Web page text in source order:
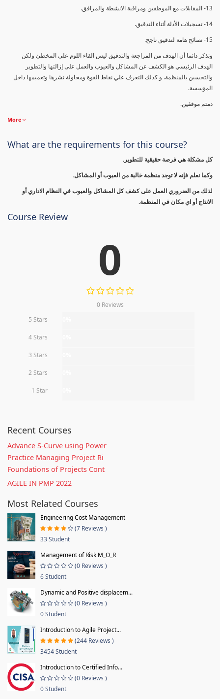
13- المقابلات مع الموظفين ومراقبة الانشطة والمرافق.
14- تسجيلات الأدلة أثناء التدقيق.
15- نصائح هامة لتدقيق ناجح.
وتذكر دائما أن الهدف من المراجعة والتدقيق ليس القاء اللوم على المخطئ ولكن
الهدف الرئيسي هو الكشف عن المشاكل والعيوب والعمل على إزالتها والتطوير
والتحسين بالمنظمة. و كذلك التعرف علي نقاط القوة ومحاولة نشرها وتعميمها داخل
المؤسسة.
دمتم موفقين.
More
What are the requirements for this course?
كل مشكلة هي فرصة حقيقية للتطوير.
وكما نعلم فإنه لا توجد منظمة خالية من العيوب أو المشاكل.
لذلك من الضروري العمل على كشف كل المشاكل والعيوب في النظام الاداري أو
الانتاج أو اي مكان في المنظمة.
Course Review
0
0 Reviews
5 Stars
4 Stars
3 Stars
2 Stars
1 Star
Recent Courses
Advance S-Curve using Power
Practice Managing Project Ri
Foundations of Projects Cont
AGILE IN PMP 2022
Most Related Courses
Engineering Cost Management
(7 Reviews )
33 Student
Management of Risk M_O_R
(0 Reviews )
6 Student
Dynamic and Positive displacem...
(0 Reviews )
0 Student
Introduction to Agile Project...
(244 Reviews )
3454 Student
Introduction to Certified Info...
(0 Reviews )
0 Student